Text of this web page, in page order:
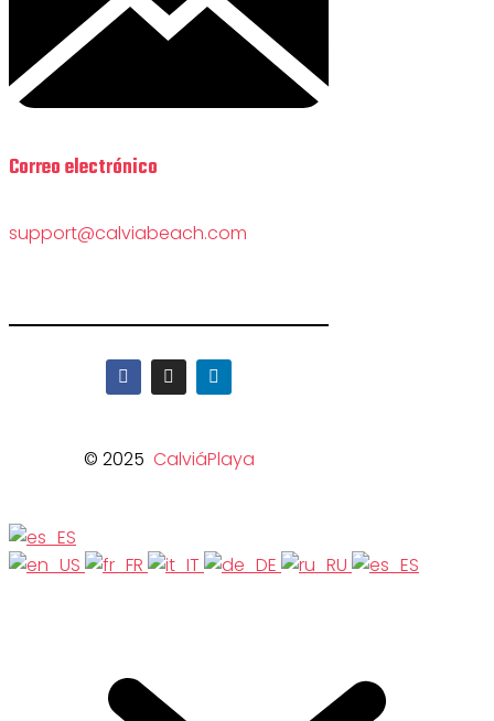
Correo electrónico
support@calviabeach.com
© 2025 CalviáPlaya